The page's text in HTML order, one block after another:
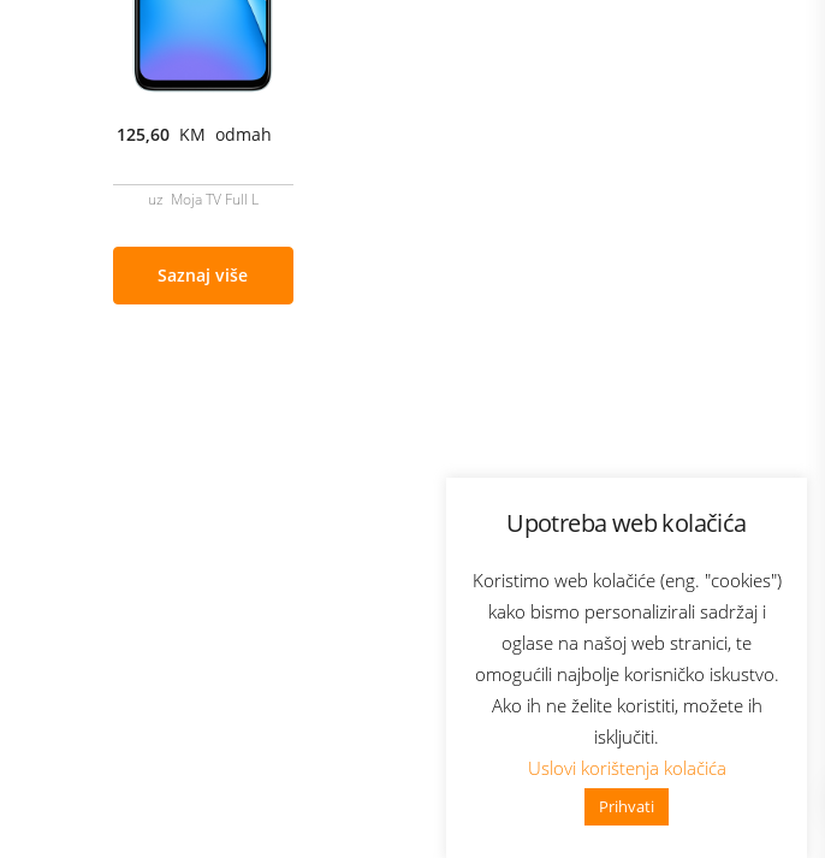
Upotreba web kolačića
Koristimo web kolačiće (eng. "cookies")
kako bismo personalizirali sadržaj i
oglase na našoj web stranici, te
omogućili najbolje korisničko iskustvo.
Ako ih ne želite koristiti, možete ih
isključiti.
Uslovi korištenja kolačića
Prihvati
👋 Zdravo, kako mogu pomoći?
125,60 KM odmah
uz Moja TV Full L
Saznaj više
Bonus plus
Prijava za newsletter